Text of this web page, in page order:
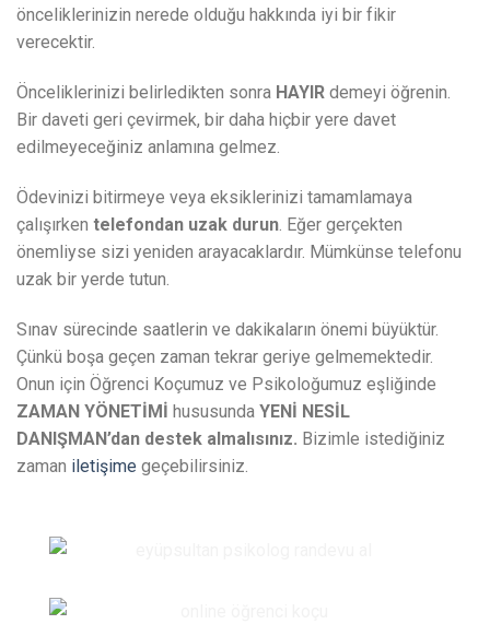
önceliklerinizin nerede olduğu hakkında iyi bir fikir
verecektir.
Önceliklerinizi belirledikten sonra HAYIR demeyi öğrenin.
Bir daveti geri çevirmek, bir daha hiçbir yere davet
edilmeyeceğiniz anlamına gelmez.
Ödevinizi bitirmeye veya eksiklerinizi tamamlamaya
çalışırken telefondan uzak durun. Eğer gerçekten
önemliyse sizi yeniden arayacaklardır. Mümkünse telefonu
uzak bir yerde tutun.
Sınav sürecinde saatlerin ve dakikaların önemi büyüktür.
Çünkü boşa geçen zaman tekrar geriye gelmemektedir.
Onun için Öğrenci Koçumuz ve Psikoloğumuz eşliğinde
ZAMAN YÖNETİMİ hususunda YENİ NESİL
DANIŞMAN’dan destek almalısınız. Bizimle istediğiniz
zaman iletişime geçebilirsiniz.